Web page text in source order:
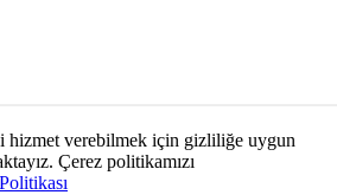
hizmet verebilmek için gizliliğe uygun
Çerez politikamızı